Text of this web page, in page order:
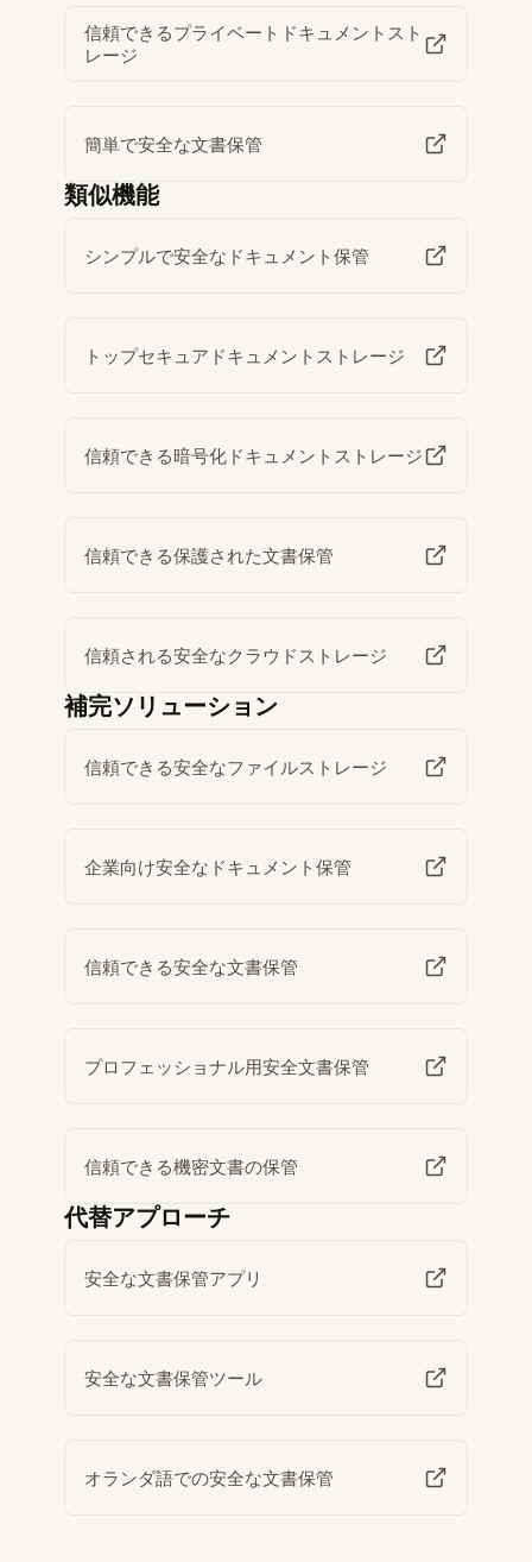
信頼できるプライベートドキュメントスト
レージ
簡単で安全な文書保管
類似機能
シンプルで安全なドキュメント保管
トップセキュアドキュメントストレージ
信頼できる暗号化ドキュメントストレージ
信頼できる保護された文書保管
信頼される安全なクラウドストレージ
補完ソリューション
信頼できる安全なファイルストレージ
企業向け安全なドキュメント保管
信頼できる安全な文書保管
プロフェッショナル用安全文書保管
信頼できる機密文書の保管
代替アプローチ
安全な文書保管アプリ
安全な文書保管ツール
オランダ語での安全な文書保管